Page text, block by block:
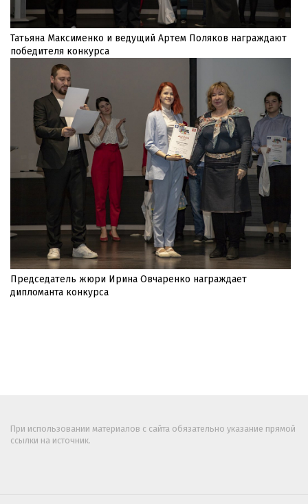
Татьяна Максименко и ведущий Артем Поляков награждают
победителя конкурса
Председатель жюри Ирина Овчаренко награждает
дипломанта конкурса
При использовании материалов с сайта обязательно указание прямой
ссылки на источник.